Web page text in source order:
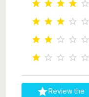
    
    
    
    
Review the